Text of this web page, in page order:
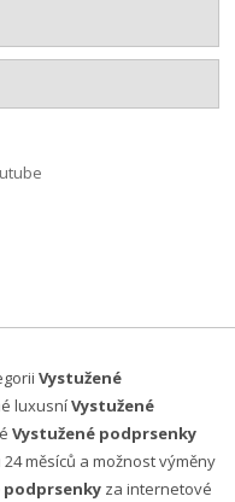
Vystužené
luxusníVystužené
Vystužené podprsenky
měsíců a možnost výměny
podprsenky za internetové